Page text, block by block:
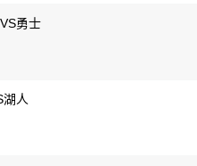
勇士
人